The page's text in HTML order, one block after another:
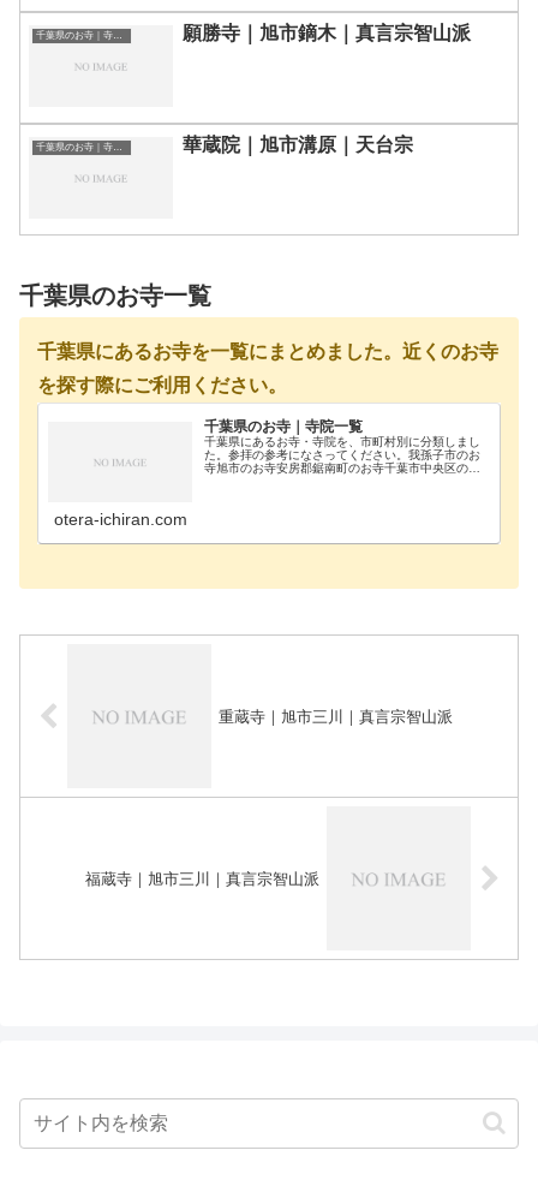
千葉県のお寺｜寺院一覧 願勝寺｜旭市鏑木｜真言宗智山派
千葉県のお寺｜寺院一覧 華蔵院｜旭市溝原｜天台宗
千葉県のお寺一覧
千葉県にあるお寺を一覧にまとめました。近くのお寺
を探す際にご利用ください。
千葉県のお寺｜寺院一覧
千葉県にあるお寺・寺院を、市町村別に分類しまし
た。参拝の参考になさってください。我孫子市のお
寺旭市のお寺安房郡鋸南町のお寺千葉市中央区のお
otera-ichiran.com
重蔵寺｜旭市三川｜真言宗智山派
福蔵寺｜旭市三川｜真言宗智山派